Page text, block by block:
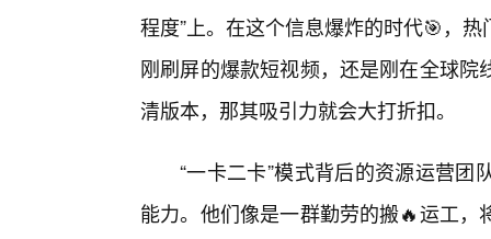
程度”上。在这个信息爆炸的时代🎯，
刚刷屏的爆款短视频，还是刚在全球
清版本，那其吸引力就会大打折扣。
“一卡二卡”模式背后的资源运营
能力。他们像是一群勤劳的搬🔥运工